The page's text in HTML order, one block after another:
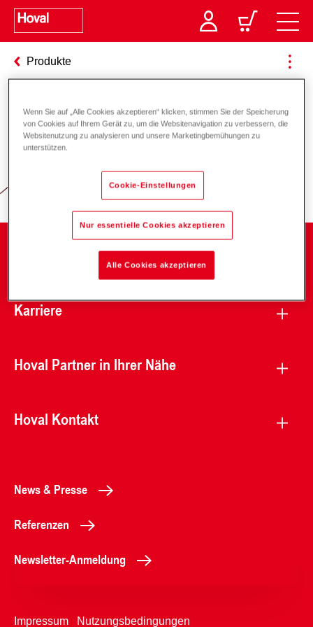
Produkte
Verantwortung für Energie und
Karriere
Hoval Partner in Ihrer Nähe
Hoval Kontakt
News & Presse
Referenzen
Newsletter-Anmeldung
Impressum Nutzungsbedingungen
Wenn Sie auf „Alle Cookies akzeptieren“ klicken, stimmen Sie der Speicherung
von Cookies auf Ihrem Gerät zu, um die Websitenavigation zu verbessern, die
Websitenutzung zu analysieren und unsere Marketingbemühungen zu
unterstützen.
Cookie-Einstellungen
Nur essentielle Cookies akzeptieren
Alle Cookies akzeptieren